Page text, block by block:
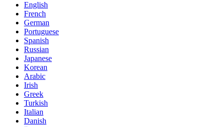
English
French
German
Portuguese
Spanish
Russian
Japanese
Korean
Arabic
Irish
Greek
Turkish
Italian
Danish